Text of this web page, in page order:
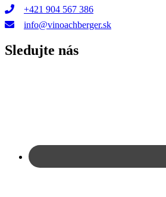
+421 904 567 386
info@vinoachberger.sk
Sledujte nás